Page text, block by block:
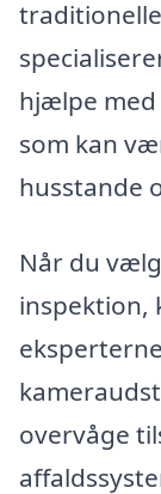
hjælpe med
som kan
husstande
Når du
inspektion,
overvåge